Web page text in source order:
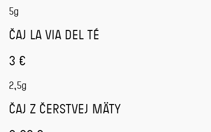
5g
ČAJ LA VIA DEL TÉ
3 €
2,5g
ČAJ Z ČERSTVEJ MÄTY